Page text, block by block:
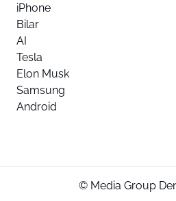
iPhone
Bilar
AI
Tesla
Elon Musk
Samsung
Android
© Media Group